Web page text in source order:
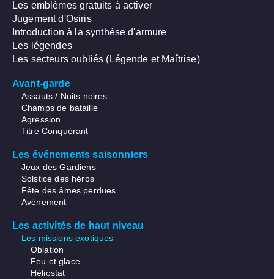
Les emblèmes gratuits à activer
Jugement d'Osiris
Introduction à la synthèse d'armure
Les légendes
Les secteurs oubliés (Légende et Maîtrise)
Avant-garde
Assauts / Nuits noires
Champs de bataille
Agression
Titre Conquérant
Les événements saisonniers
Jeux des Gardiens
Solstice des héros
Fête des âmes perdues
Avènement
Les activités de haut niveau
Les missions exotiques
Oblation
Feu et glace
Héliostat